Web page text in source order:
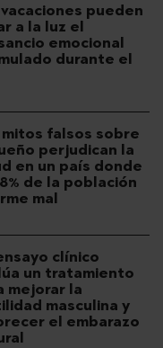
pueden
a la luz el
emocional
durante el
mitos falsos sobre
perjudican la
en un país donde
de la población
mal
clínico
un tratamiento
mejorar la
masculina y
el embarazo